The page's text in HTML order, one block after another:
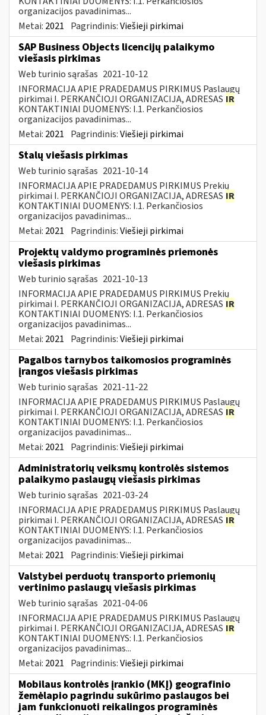
organizacijos pavadinimas...
Metai: 2021 Pagrindinis:Viešieji pirkimai
SAP Business Objects licencijų palaikymo
viešasis pirkimas
Web turinio sąrašas 2021-10-12
INFORMACIJA APIE PRADEDAMUS PIRKIMUS Paslaugų
pirkimai I. PERKANČIOJI ORGANIZACIJA, ADRESAS IR
KONTAKTINIAI DUOMENYS: I.1. Perkančiosios
organizacijos pavadinimas...
Metai: 2021 Pagrindinis:Viešieji pirkimai
Stalų viešasis pirkimas
Web turinio sąrašas 2021-10-14
INFORMACIJA APIE PRADEDAMUS PIRKIMUS Prekių
pirkimai I. PERKANČIOJI ORGANIZACIJA, ADRESAS IR
KONTAKTINIAI DUOMENYS: I.1. Perkančiosios
organizacijos pavadinimas...
Metai: 2021 Pagrindinis:Viešieji pirkimai
Projektų valdymo programinės priemonės
viešasis pirkimas
Web turinio sąrašas 2021-10-13
INFORMACIJA APIE PRADEDAMUS PIRKIMUS Prekių
pirkimai I. PERKANČIOJI ORGANIZACIJA, ADRESAS IR
KONTAKTINIAI DUOMENYS: I.1. Perkančiosios
organizacijos pavadinimas...
Metai: 2021 Pagrindinis:Viešieji pirkimai
Pagalbos tarnybos taikomosios programinės
įrangos viešasis pirkimas
Web turinio sąrašas 2021-11-22
INFORMACIJA APIE PRADEDAMUS PIRKIMUS Paslaugų
pirkimai I. PERKANČIOJI ORGANIZACIJA, ADRESAS IR
KONTAKTINIAI DUOMENYS: I.1. Perkančiosios
organizacijos pavadinimas...
Metai: 2021 Pagrindinis:Viešieji pirkimai
Administratorių veiksmų kontrolės sistemos
palaikymo paslaugų viešasis pirkimas
Web turinio sąrašas 2021-03-24
INFORMACIJA APIE PRADEDAMUS PIRKIMUS Paslaugų
pirkimai I. PERKANČIOJI ORGANIZACIJA, ADRESAS IR
KONTAKTINIAI DUOMENYS: I.1. Perkančiosios
organizacijos pavadinimas...
Metai: 2021 Pagrindinis:Viešieji pirkimai
Valstybei perduotų transporto priemonių
vertinimo paslaugų viešasis pirkimas
Web turinio sąrašas 2021-04-06
INFORMACIJA APIE PRADEDAMUS PIRKIMUS Paslaugų
pirkimai I. PERKANČIOJI ORGANIZACIJA, ADRESAS IR
KONTAKTINIAI DUOMENYS: I.1. Perkančiosios
organizacijos pavadinimas...
Metai: 2021 Pagrindinis:Viešieji pirkimai
Mobilaus kontrolės įrankio (MKĮ) geografinio
žemėlapio pagrindu sukūrimo paslaugos bei
jam funkcionuoti reikalingos programinės